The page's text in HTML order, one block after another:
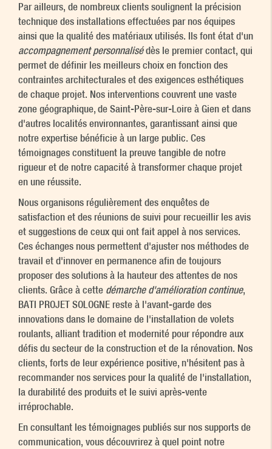
Par ailleurs, de nombreux clients soulignent la précision
technique des installations effectuées par nos équipes
ainsi que la qualité des matériaux utilisés. Ils font état d'un
accompagnement personnalisédès le premier contact, qui
permet de définir les meilleurs choix en fonction des
contraintes architecturales et des exigences esthétiques
de chaque projet. Nos interventions couvrent une vaste
zone géographique, de Saint-Père-sur-Loire à Gien et dans
d'autres localités environnantes, garantissant ainsi que
notre expertise bénéficie à un large public. Ces
témoignages constituent la preuve tangible de notre
rigueur et de notre capacité à transformer chaque projet
en une réussite.
Nous organisons régulièrement des enquêtes de
satisfaction et des réunions de suivi pour recueillir les avis
et suggestions de ceux qui ont fait appel à nos services.
Ces échanges nous permettent d'ajuster nos méthodes de
travail et d'innover en permanence afin de toujours
proposer des solutions à la hauteur des attentes de nos
clients. Grâce à cette démarche d'amélioration continue,
BATI PROJET SOLOGNE reste à l'avant-garde des
innovations dans le domaine de l'installation de volets
roulants, alliant tradition et modernité pour répondre aux
défis du secteur de la construction et de la rénovation. Nos
clients, forts de leur expérience positive, n'hésitent pas à
recommander nos services pour la qualité de l'installation,
la durabilité des produits et le suivi après-vente
irréprochable.
En consultant les témoignages publiés sur nos supports de
communication, vous découvrirez à quel point notre